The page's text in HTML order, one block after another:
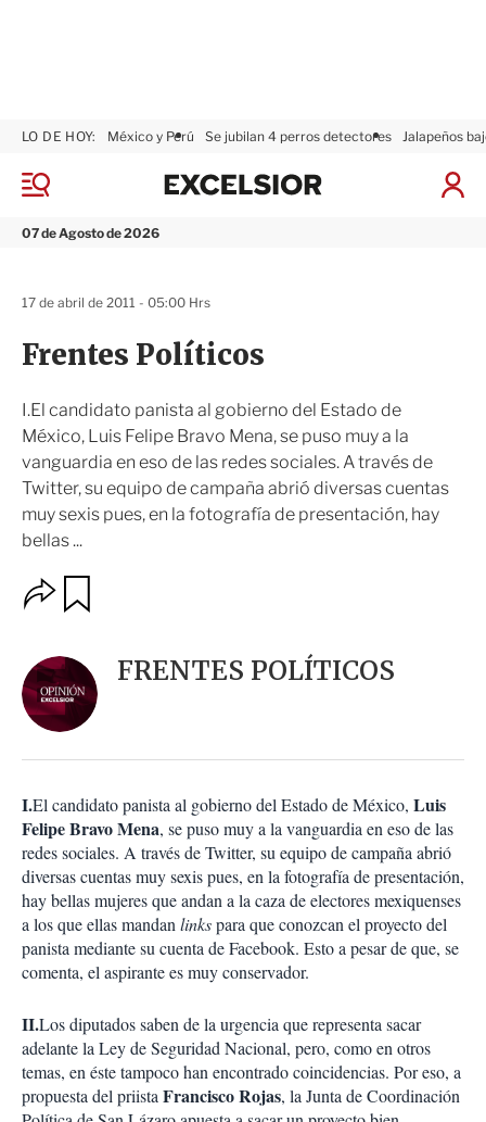
M
n
07 de Agosto de 2026
LO DE HOY: México y Perú Se jubilan 4 perros detectores Jalapeños
I
x
Frentes Políticos
I.El candidato panista al gobierno del Estado de
México, Luis Felipe Bravo Mena, se puso muy a la
vanguardia en eso de las redes sociales. A través de
Twitter, su equipo de campaña abrió diversas cuentas
muy sexis pues, en la fotografía de presentación, hay
bellas ...
17 de abril de 2011 - 05:00 Hrs
O
p
o
n
e
s
o
m
p
a
r
i
r
a
r
FRENTES POLÍTICOS
I.El candidato panista al gobierno del Estado de México, Luis
Felipe Bravo Mena, se puso muy a la vanguardia en eso de las
redes sociales. A través de Twitter, su equipo de campaña abrió
diversas cuentas muy sexis pues, en la fotografía de presentación,
hay bellas mujeres que andan a la caza de electores mexiquenses
a los que ellas mandan linkspara que conozcan el proyecto del
panista mediante su cuenta de Facebook. Esto a pesar de que, se
comenta, el aspirante es muy conservador.
II.Los diputados saben de la urgencia que representa sacar
adelante la Ley de Seguridad Nacional, pero, como en otros
temas, en éste tampoco han encontrado coincidencias. Por eso, a
propuesta del priista Francisco Rojas, la Junta de Coordinación